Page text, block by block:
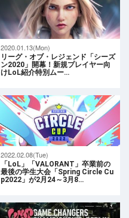
2020.01.13(Mon)
リーグ・オブ・レジェンド「シーズ
ン2020」開幕！新規プレイヤー向
けLoL紹介特別ムー…
2022.02.08(Tue)
「LoL」「VALORANT」卒業前の
最後の学生大会「Spring Circle Cu
p2022」が2月24～3月8…